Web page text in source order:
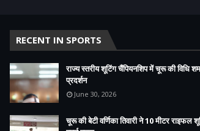
RECENT IN SPORTS
राज्य स्तरीय शूटिंग चैंपियनशिप में चूरू की विधि
प्रदर्शन
June 30, 2026
चूरू की बेटी वर्णिका तिवारी ने 10 मीटर राइफल